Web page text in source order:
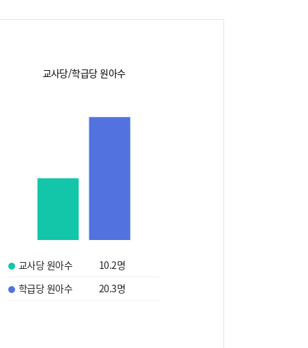
교사당/학급당 원아수
교사당 원아수 10.2명
학급당 원아수
20.3명